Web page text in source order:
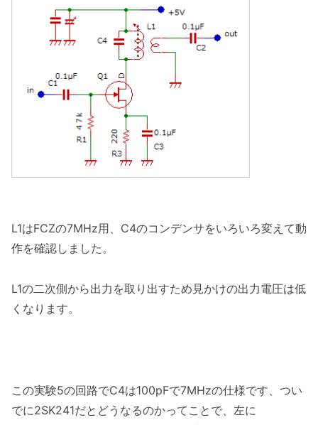
L1はFCZの7MHz用、C4のコンデンサをいろいろ変えて動
作を確認しました。
L1の二次側から出力を取り出すため見かけの出力電圧は低
くなります。
この実験5の回路でC4は100pFで7MHzの仕様です、つい
でに2SK241だとどうなるのかってことで、左に